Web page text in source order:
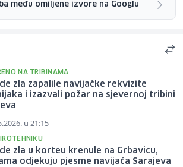
među omiljene izvore na Googlu
NA TRIBINAMA
zla zapalile navijačke rekvizite
i izazvali požar na sjevernoj tribini
u 21:15
zla u korteu krenule na Grbavicu,
odjekuju pjesme navijača Sarajeva